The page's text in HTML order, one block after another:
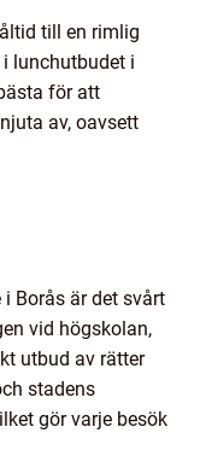
till en rimlig
lunchutbudet i
för att
av, oavsett
Borås är det svårt
vid högskolan,
utbud av rätter
stadens
gör varje besök